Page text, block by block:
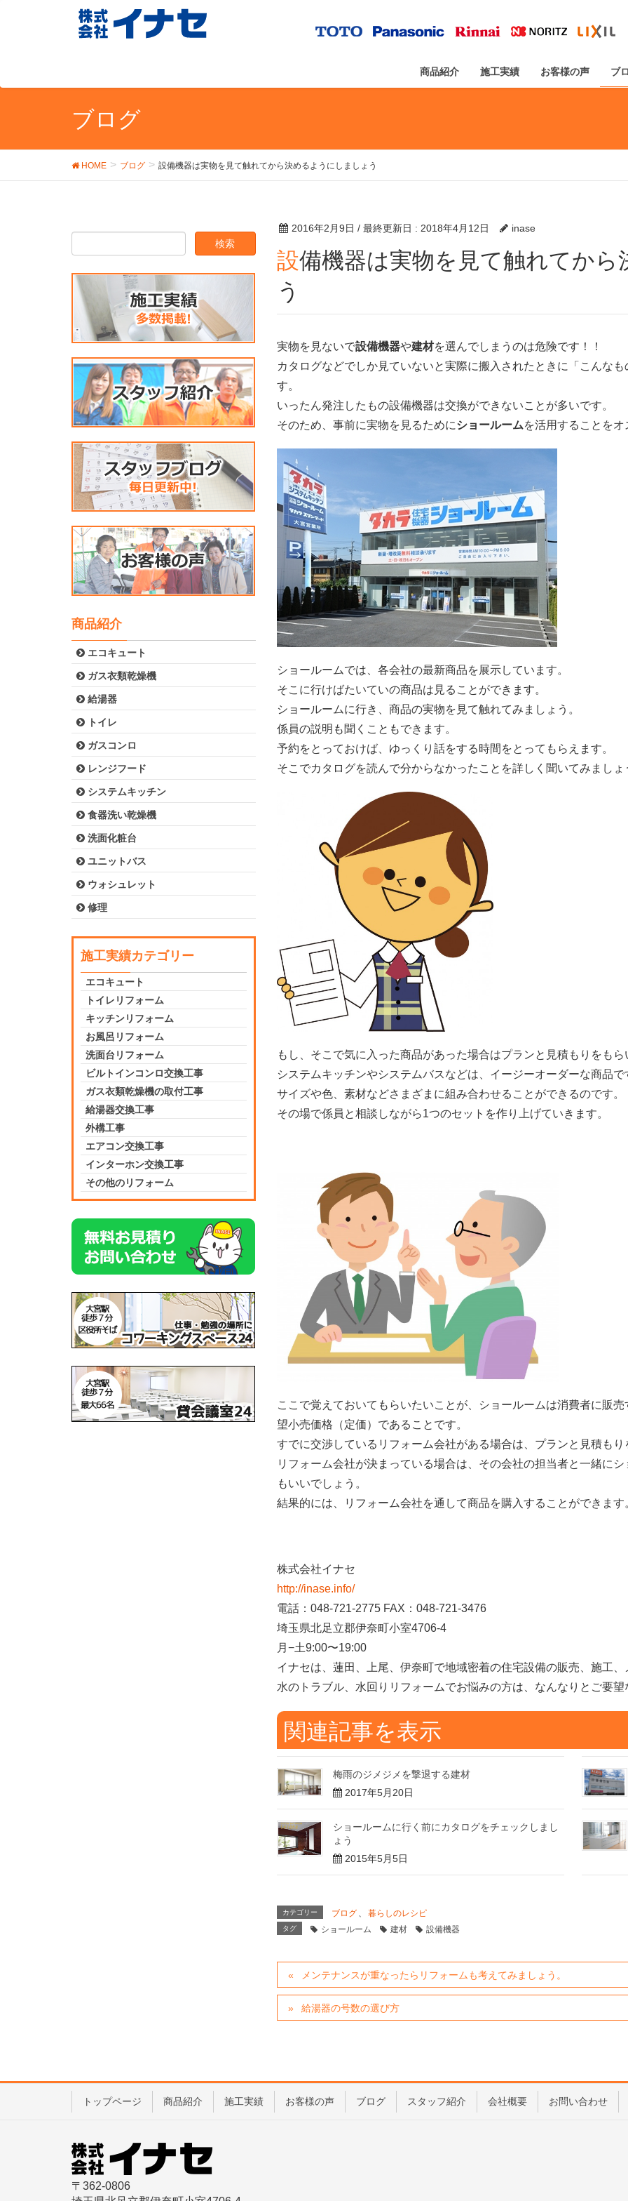
商品紹介 施工実績 お客様の声 ブ
ブログ
HOME ブログ 設備機器は実物を見て触れてから決めるようにしましょう
2016年2月9日 / 最終更新日 : 2018年4月12日 inase
設備機器は実物を見て触れてから決めるようにしましょ
う
実物を見ないで設備機器や建材を選んでしまうのは危険です！！
カタログなどでしか見ていないと実際に搬入されたときに「こんな
す。
いったん発注したもの設備機器は交換ができないことが多いです。
そのため、事前に実物を見るためにショールームを活用することを
ショールームでは、各会社の最新商品を展示しています。
そこに行けばたいていの商品は見ることができます。
ショールームに行き、商品の実物を見て触れてみましょう。
係員の説明も聞くこともできます。
予約をとっておけば、ゆっくり話をする時間をとってもらえます。
そこでカタログを読んで分からなかったことを詳しく聞いてみましょ
もし、そこで気に入った商品があった場合はプランと見積もりをもら
システムキッチンやシステムバスなどは、イージーオーダーな商品で
サイズや色、素材などさまざまに組み合わせることができるのです。
その場で係員と相談しながら1つのセットを作り上げていきます。
ここで覚えておいてもらいたいことが、ショールームは消費者に販
望小売価格（定価）であることです。
すでに交渉しているリフォーム会社がある場合は、プランと見積も
リフォーム会社が決まっている場合は、その会社の担当者と一緒に
もいいでしょう。
結果的には、リフォーム会社を通して商品を購入することができます
株式会社イナセ
http://inase.info/
電話：048-721-2775 FAX：048-721-3476
埼玉県北足立郡伊奈町小室4706-4
月−土9:00〜19:00
イナセは、蓮田、上尾、伊奈町で地域密着の住宅設備の販売、施工
水のトラブル、水回りリフォームでお悩みの方は、なんなりとご要
関連記事を表示
梅雨のジメジメを撃退する建材
2017年5月20日
ショールームに行く前にカタログをチェックしまし
ょう
2015年5月5日
カテゴリー ブログ 、 暮らしのレシピ
タグ ショールーム 建材 設備機器
メンテナンスが重なったらリフォームも考えてみましょう。
給湯器の号数の選び方
商品紹介
エコキュート
ガス衣類乾燥機
給湯器
トイレ
ガスコンロ
レンジフード
システムキッチン
食器洗い乾燥機
洗面化粧台
ユニットバス
ウォシュレット
修理
施工実績カテゴリー
エコキュート
トイレリフォーム
キッチンリフォーム
お風呂リフォーム
洗面台リフォーム
ビルトインコンロ交換工事
ガス衣類乾燥機の取付工事
給湯器交換工事
外構工事
エアコン交換工事
インターホン交換工事
その他のリフォーム
トップページ 商品紹介 施工実績 お客様の声 ブログ スタッフ紹介 会社概要 お問い合わせ
〒362-0806